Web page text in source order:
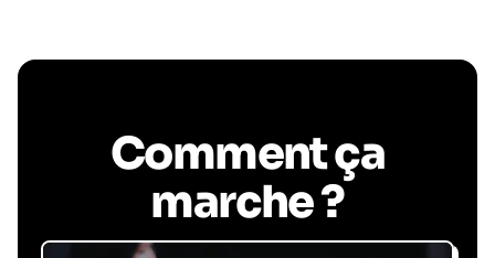
Comment ça
marche ?